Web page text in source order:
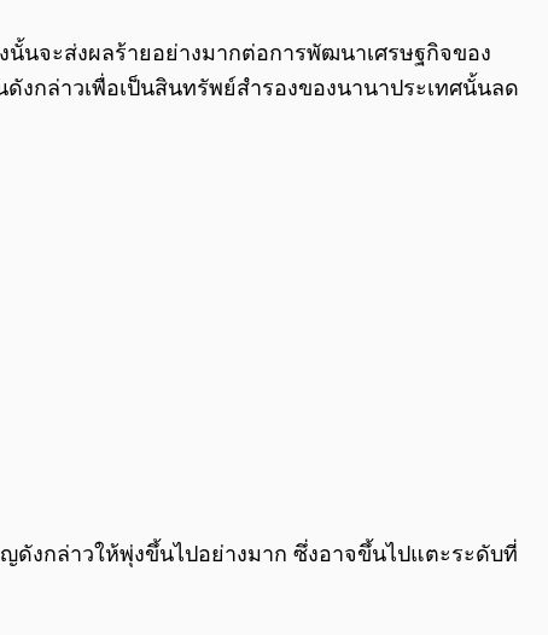
นั้นจะส่งผลร้ายอย่างมากต่อการพัฒนาเศรษฐกิจของ
งกล่าวเพื่อเป็นสินทรัพย์สำรองของนานาประเทศนั้นลด
ดังกล่าวให้พุ่งขึ้นไปอย่างมาก ซึ่งอาจขึ้นไปแตะระดับที่